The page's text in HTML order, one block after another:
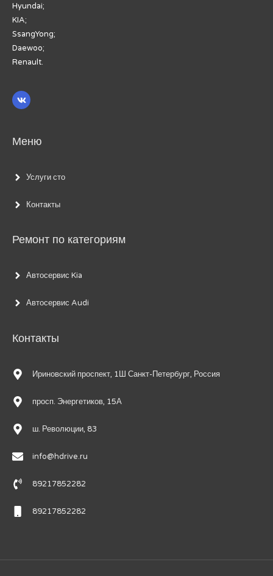
Hyundai;
KIA;
SsangYong;
Daewoo;
Renault.
Меню
Услуги сто
Контакты
Ремонт по категориям
Автосервис Kia
Автосервис Audi
Контакты
Ириновский проспект, 1Ш Санкт-Петербург, Россия
просп. Энергетиков, 15А
ш. Революции, 83
info@hdrive.ru
89217852282
89217852282